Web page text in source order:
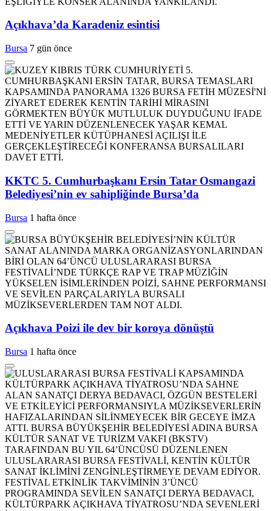
Açıkhava’da Karadeniz esintisi
Bursa 7 gün önce
KKTC 5. Cumhurbaşkanı Ersin Tatar Osmangazi
Belediyesi’nin ev sahipliğinde Bursa’da
Bursa 1 hafta önce
Açıkhava Poizi ile dev bir koroya dönüştü
Bursa 1 hafta önce